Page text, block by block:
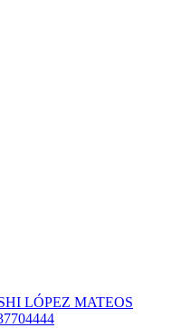
LÓPEZ MATEOS